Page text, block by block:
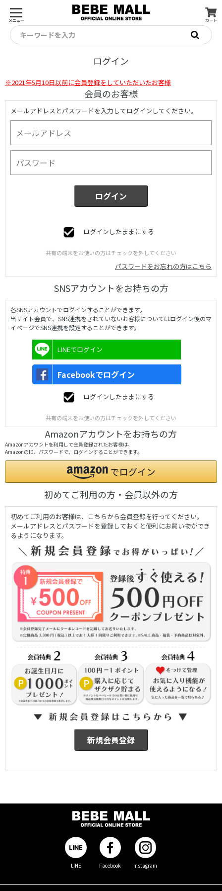
メニュー カート
キーワードを入力
ログイン
※2021年5月10日以前に会員登録をしていただいたお客様
会員のお客様
メールアドレスとパスワードを入力してログインしてください。
ログインしたままにする
共有の端末をお使いの方はチェックを外してください
パスワードをお忘れの方はこちら
SNSアカウントをお持ちの方
各SNSアカウントでログインすることができます。
当サイト会員で、SNS連携をされていないお客様についてはログイン後のマ
イページでSNS連携を設定することができます。
LINEでログイン
Facebookでログイン
ログインしたままにする
共有の端末をお使いの方はチェックを外してください
Amazonアカウントをお持ちの方
Amazonアカウントを利用して会員登録されたお客様は、
AmazonのID、パスワードで、ログインすることができます。
初めてご利用の方・会員以外の方
初めてご利用のお客様は、こちらから会員登録を行ってください。
メールアドレスとパスワードを登録しておくと便利にお買い物ができ
るようになります。
LINE Facebook Instagram